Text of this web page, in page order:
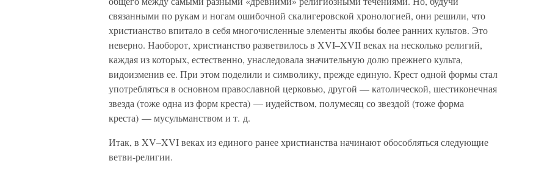
связанными по рукам и ногам ошибочной скалигеровской хронологией, они решили, что
христианство впитало в себя многочисленные элементы якобы более ранних культов. Это
неверно. Наоборот, христианство разветвилось в XVI–XVII веках на несколько религий,
каждая из которых, естественно, унаследовала значительную долю прежнего культа,
видоизменив ее. При этом поделили и символику, прежде единую. Крест одной формы стал
употребляться в основном православной церковью, другой — католической, шестиконечная
звезда (тоже одна из форм креста) — иудейством, полумесяц со звездой (тоже форма
креста) — мусульманством и т. д.
Итак, в XV–XVI веках из единого ранее христианства начинают обособляться следующие
ветви-религии.